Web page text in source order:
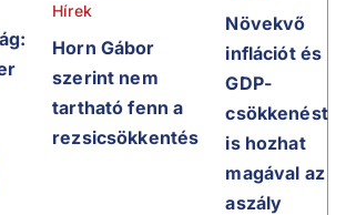
Hírek
Horn Gábor
szerint nem
tartható fenn a
rezsicsökkentés
Növekvő
inflációt és
GDP-
csökkenést
is hozhat
magával az
aszály